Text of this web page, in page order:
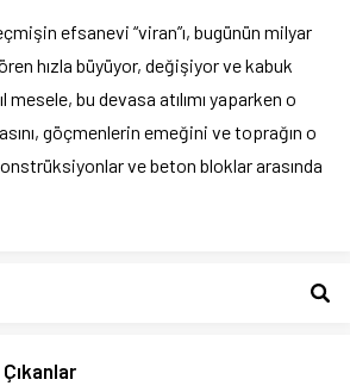
efsanevi “viran”ı, bugünün milyar
hızla büyüyor, değişiyor ve kabuk
bu devasa atılımı yaparken o
göçmenlerin emeğini ve toprağın o
ve beton bloklar arasında